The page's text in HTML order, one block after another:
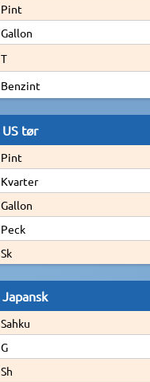
Pint
Gallon
T
Benzint
US tør
Pint
Kvarter
Gallon
Peck
Sk
Japansk
Sahku
G
Sh